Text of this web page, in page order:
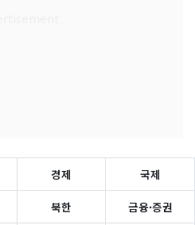
경제 국제
북한 금융·증권